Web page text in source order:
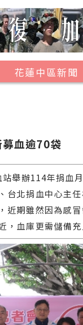
花蓮中區新聞
光復鄉
豐濱鄉
血逾70袋
舉辦114年捐血
台北捐血中心主
近期雖然因為感
，血庫更需儲備